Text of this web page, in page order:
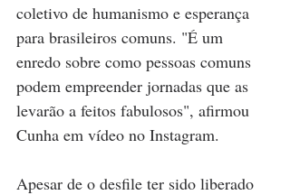
coletivo de humanismo e esperança
para brasileiros comuns. "É um
enredo sobre como pessoas comuns
podem empreender jornadas que as
levarão a feitos fabulosos", afirmou
Cunha em vídeo no Instagram.
Apesar de o desfile ter sido liberado